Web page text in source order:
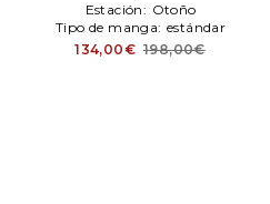
Estación: Otoño
Tipo de manga: estándar
134,00€ 198,00€